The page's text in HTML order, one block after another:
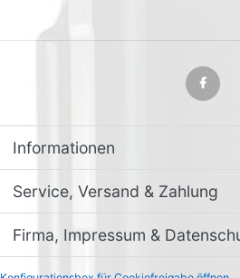
Informationen
Service, Versand & Zahlung
Firma, Impressum &